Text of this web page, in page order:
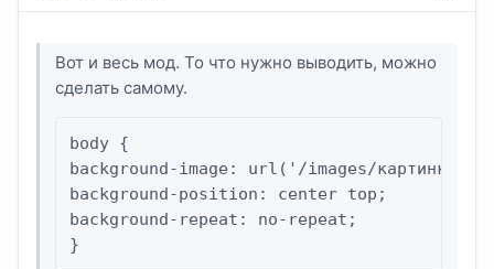
Вот и весь мод. То что нужно выводить, можно
сделать самому.
body {
background-image: url('/images/
background-position: center top;
background-repeat: no-repeat;
}